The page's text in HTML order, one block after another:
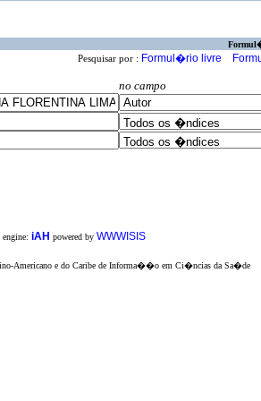
Pesquisar por : Formul�rio livre
no campo
engine: iAH powered by WWWISIS
Americano e do Caribe de Informa��o em Ci�ncias da Sa�de